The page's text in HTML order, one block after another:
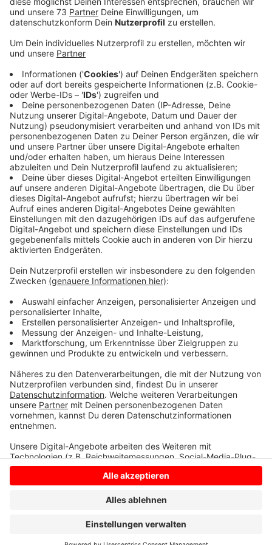
Stadt Ahaus mitgeteilt.
Veröffentlicht:Montag, 02.11.2020 08:32
Zwei Kinder der Gottfried-von-Kappenberg
Grundschule infiziert
Anzeige
Zwei Kinder an der Gottfried-von-Kappenberg
Grundschule in Wessum sind positiv getestet worden.
Sie befinden sich aktuell in häuslicher Quarantäne -
anonsten müssen nur die direkten Sitznachbarn
getestet werden. Die wurden auch schon vom
Kreisgesundheitsamt informiert. Wegen der
Maskenpflicht, die an den Schulen ja wieder eingeführt
wurde, sei es nicht nötig die Klassen oder auch die
Schule zu schließen. Für alle anderen Kinder kann der
Präzenzunterricht heute also normal weiter gehen.
Anzeige